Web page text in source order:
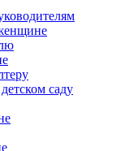
саду